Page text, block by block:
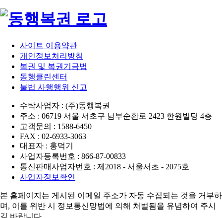
사이트 이용약관
개인정보처리방침
복권 및 복권기금법
동행클린센터
불법 사행행위 신고
수탁사업자 : (주)동행복권
주소 : 06719 서울 서초구 남부순환로 2423 한원빌딩 4층
고객문의 : 1588-6450
FAX : 02-6933-3063
대표자 : 홍덕기
사업자등록번호 : 866-87-00833
통신판매사업자번호 : 제2018 - 서울서초 - 2075호
사업자정보확인
본 홈페이지는 게시된 이메일 주소가 자동 수집되는 것을 거부하
며, 이를 위반 시 정보통신망법에 의해 처벌됨을 유념하여 주시